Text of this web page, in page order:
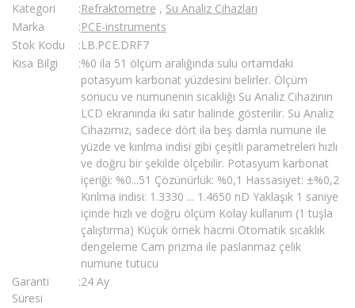
Kategori Refraktometre , Su Analiz Cihazları
Marka
PCE-instruments
Stok Kodu
LB.PCE.DRF7
Kısa Bilgi
%0 ila 51 ölçüm aralığında sulu ortamdaki
potasyum karbonat yüzdesini belirler. Ölçüm
sonucu ve numunenin sıcaklığı Su Analiz Cihazının
LCD ekranında iki satır halinde gösterilir. Su Analiz
Cihazımız, sadece dört ila beş damla numune ile
yüzde ve kırılma indisi gibi çeşitli parametreleri hızlı
ve doğru bir şekilde ölçebilir. Potasyum karbonat
içeriği: %0...51 Çözünürlük: %0,1 Hassasiyet: ±%0,2
Kırılma indisi: 1.3330 ... 1.4650 nD Yaklaşık 1 saniye
içinde hızlı ve doğru ölçüm Kolay kullanım (1 tuşla
çalıştırma) Küçük örnek hacmi Otomatik sıcaklık
dengeleme Cam prizma ile paslanmaz çelik
numune tutucu
Garanti
Süresi
24 Ay